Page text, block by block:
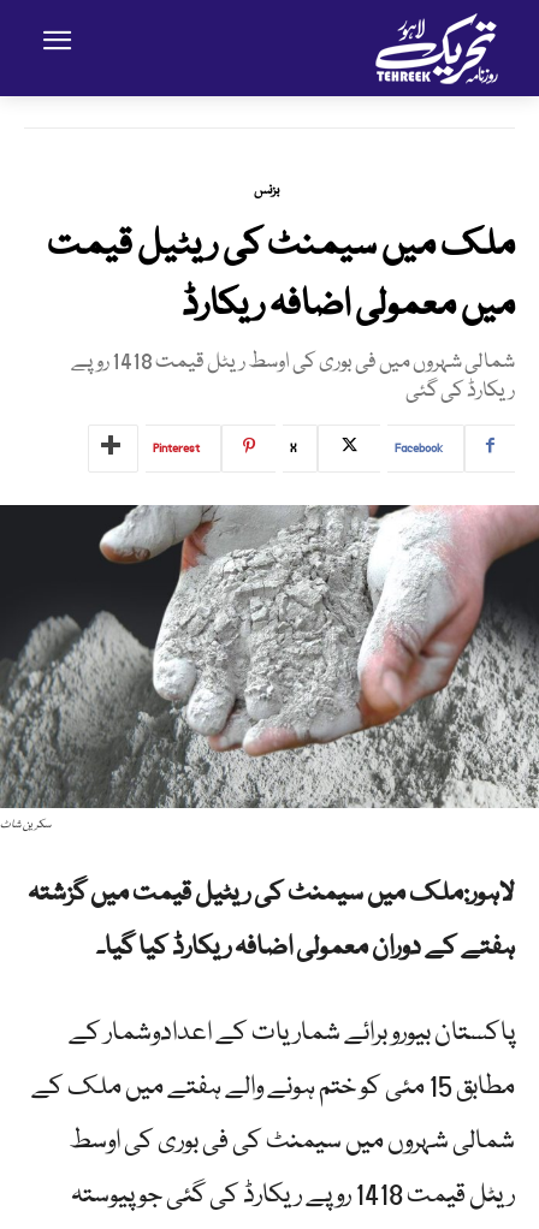
بزنس
ملک میں سیمنٹ کی ریٹیل قیمت
میں معمولی اضافہ ریکارڈ
شمالی شہروں میں فی بوری کی اوسط ریٹل قیمت 1418 روپے
ریکارڈ کی گئی
Facebook
X
Pinterest
سکرین شاٹ
لاہور:ملک میں سیمنٹ کی ریٹیل قیمت میں گزشتہ
ہفتے کے دوران معمولی اضافہ ریکارڈ کیا گیا۔
پاکستان بیورو برائے شماریات کے اعدادوشمار کے
مطابق 15 مئی کو ختم ہونے والے ہفتے میں ملک کے
شمالی شہروں میں سیمنٹ کی فی بوری کی اوسط
ریٹل قیمت 1418 روپے ریکارڈ کی گئی جو پیوستہ